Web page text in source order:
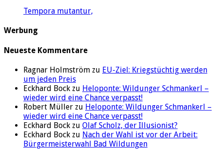
Tempora mutantur,
Werbung
Neueste Kommentare
Ragnar Holmström zu EU-Ziel: Kriegstüchtig werden
um jeden Preis
Eckhard Bock zu Heloponte: Wildunger Schmankerl –
wieder wird eine Chance verpasst!
Robert Müller zu Heloponte: Wildunger Schmankerl –
wieder wird eine Chance verpasst!
Eckhard Bock zu Olaf Scholz, der Illusionist?
Eckhard Bock zu Nach der Wahl ist vor der Arbeit:
Bürgermeisterwahl Bad Wildungen